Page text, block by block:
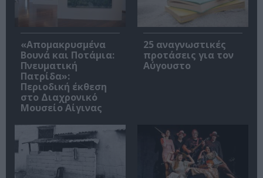
«Απομακρυσμένα
Βουνά και Ποτάμια:
Πνευματική
Πατρίδα»:
Περιοδική έκθεση
στο Διαχρονικό
Μουσείο Αίγινας
25 αναγνωστικές
προτάσεις για τον
Αύγουστο